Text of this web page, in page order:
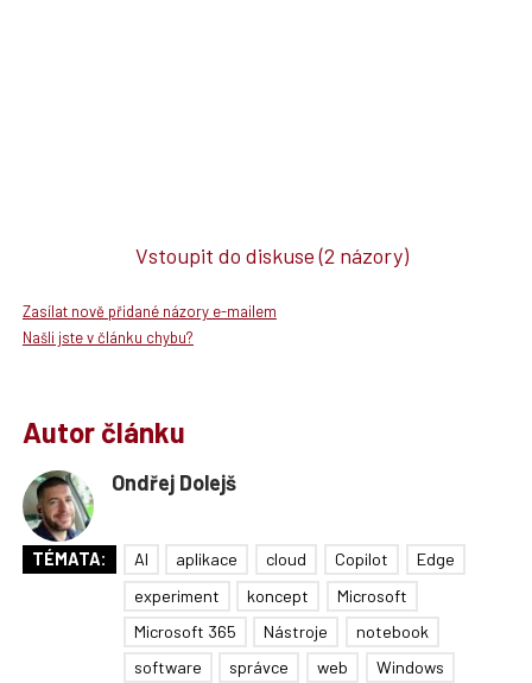
Vstoupit do diskuse(2 názory)
Zasílat nově přidané názory e-mailem
Našli jste v článku chybu?
Autor článku
Ondřej Dolejš
TÉMATA: AI aplikace cloud Copilot
Edge
experiment
koncept
Microsoft
Microsoft 365
Nástroje
notebook
software
správce web
Windows